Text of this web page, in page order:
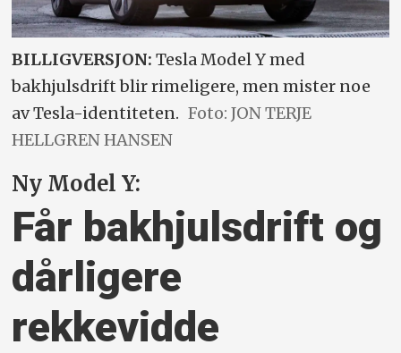
BILLIGVERSJON: Tesla Model Y med
bakhjulsdrift blir rimeligere, men mister noe
av Tesla-identiteten. Foto: JON TERJE
HELLGREN HANSEN
Ny Model Y:
Får bakhjuls­drift og
dårligere
rekkevidde